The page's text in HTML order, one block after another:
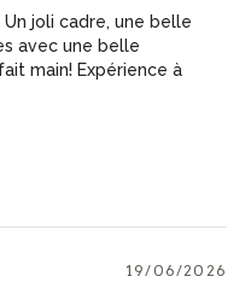
joli cadre, une belle
avec une belle
main! Expérience à
19/06/2026